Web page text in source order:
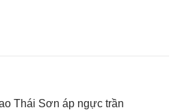
Thái Sơn áp ngực trần